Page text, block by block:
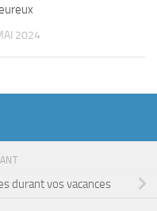
2024
durant vos vacances